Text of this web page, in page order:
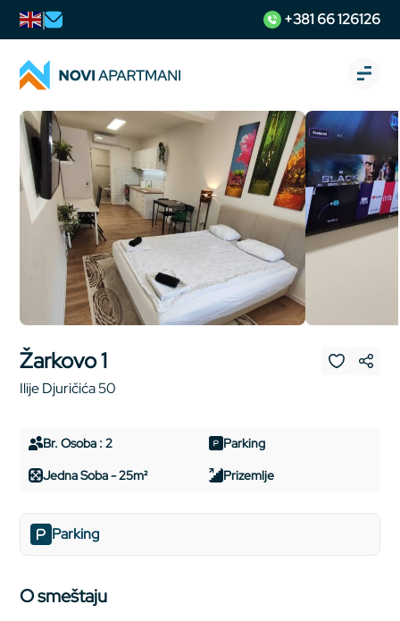
+381 66 126126
Žarkovo 1
Ilije Djuričića 50
Br. Osoba : 2
Parking
Jedna Soba - 25m²
Prizemlje
Parking
O smeštaju